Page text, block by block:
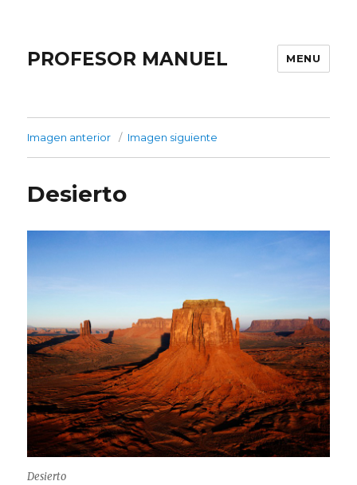
PROFESOR MANUEL MENU
Imagen anterior Imagen siguiente
Desierto
Desierto